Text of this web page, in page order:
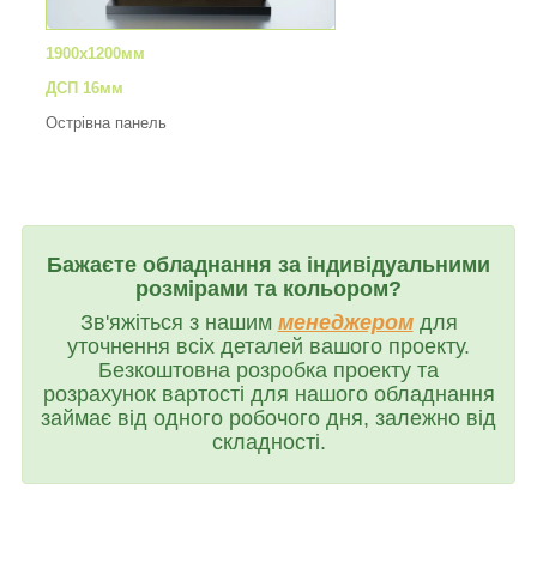
1900х1200мм
ДСП 16мм
Острівна панель
Бажаєте обладнання за індивідуальними
розмірами та кольором?
Зв'яжіться з нашим менеджеромдля
уточнення всіх деталей вашого проекту.
Безкоштовна розробка проекту та
розрахунок вартості для нашого обладнання
займає від одного робочого дня, залежно від
складності.